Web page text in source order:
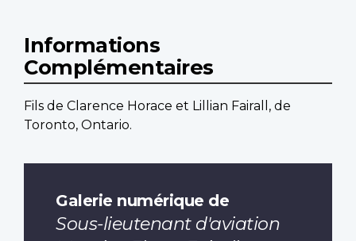
Informations
Complémentaires
Fils de Clarence Horace et Lillian Fairall, de
Toronto, Ontario.
Galerie numérique de
Sous-lieutenant d'aviation